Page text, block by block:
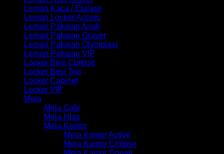
Lemari Kaca / Etalase
Lemari Locker Accero
Lemari Pakaian Anak
Lemari Pakaian Graver
Lemari Pakaian Olymplast
Lemari Pakaian VIP
Locker Besi Chitose
Locker Besi Top
Locker Cabinet
Locker VIP
Meja
Meja Cafe
Meja Hias
Meja Kantor
Meja Kantor Active
Meja Kantor Chitose